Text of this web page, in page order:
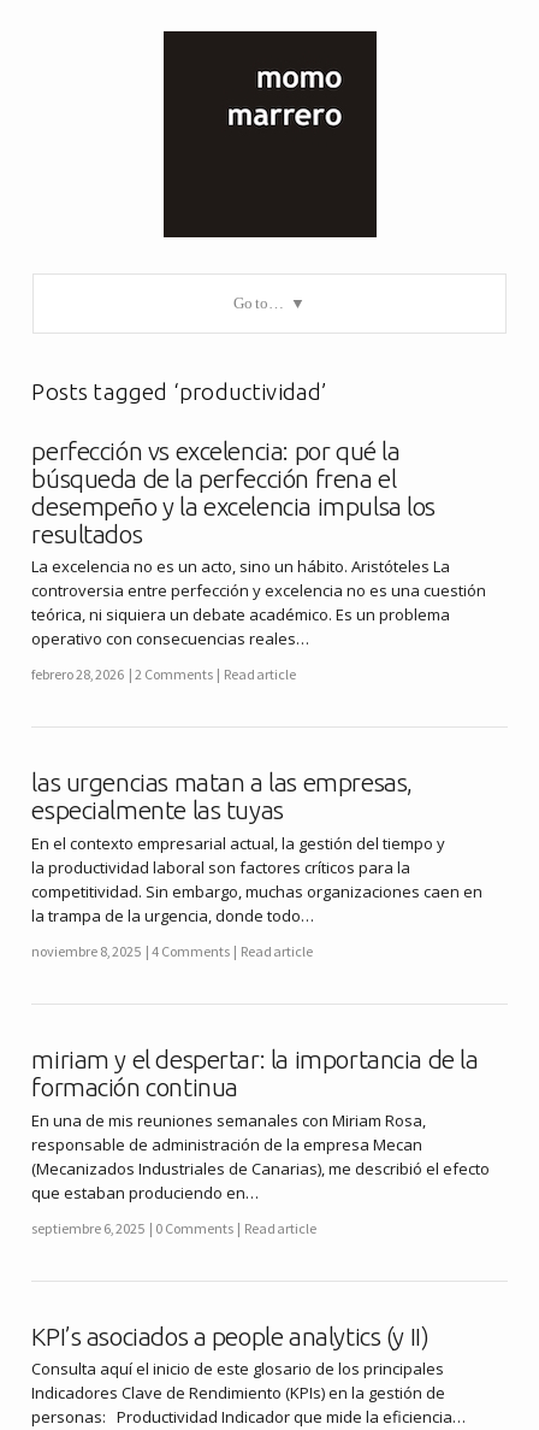
Go to…
Posts tagged ‘productividad’
perfección vs excelencia: por qué la
búsqueda de la perfección frena el
desempeño y la excelencia impulsa los
resultados
La excelencia no es un acto, sino un hábito. Aristóteles La
controversia entre perfección y excelencia no es una cuestión
teórica, ni siquiera un debate académico. Es un problema
operativo con consecuencias reales…
febrero 28, 2026 2 Comments Read article
las urgencias matan a las empresas,
especialmente las tuyas
En el contexto empresarial actual, la gestión del tiempo y
la productividad laboral son factores críticos para la
competitividad. Sin embargo, muchas organizaciones caen en
la trampa de la urgencia, donde todo…
noviembre 8, 2025 4 Comments Read article
miriam y el despertar: la importancia de la
formación continua
En una de mis reuniones semanales con Miriam Rosa,
responsable de administración de la empresa Mecan
(Mecanizados Industriales de Canarias), me describió el efecto
que estaban produciendo en…
septiembre 6, 2025 0 Comments Read article
KPI’s asociados a people analytics (y II)
Consulta aquí el inicio de este glosario de los principales
Indicadores Clave de Rendimiento (KPIs) en la gestión de
personas: Productividad Indicador que mide la eficiencia…